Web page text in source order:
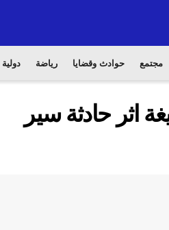
مجتمع حوادث وقضايا رياضة دولية
اثر حادثة سير